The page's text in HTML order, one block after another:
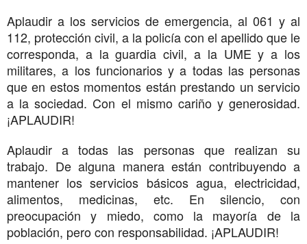
Aplaudir a los servicios de emergencia, al 061 y al
112, protección civil, a la policía con el apellido que le
corresponda, a la guardia civil, a la UME y a los
militares, a los funcionarios y a todas las personas
que en estos momentos están prestando un servicio
a la sociedad. Con el mismo cariño y generosidad.
¡APLAUDIR!
Aplaudir a todas las personas que realizan su
trabajo. De alguna manera están contribuyendo a
mantener los servicios básicos agua, electricidad,
alimentos, medicinas, etc. En silencio, con
preocupación y miedo, como la mayoría de la
población, pero con responsabilidad. ¡APLAUDIR!